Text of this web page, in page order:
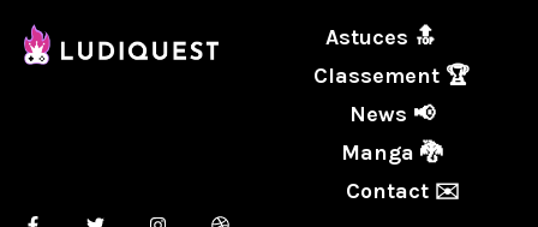
Astuces 🔝
Classement 🏆
News 📢
Manga 🐉
Contact ✉️